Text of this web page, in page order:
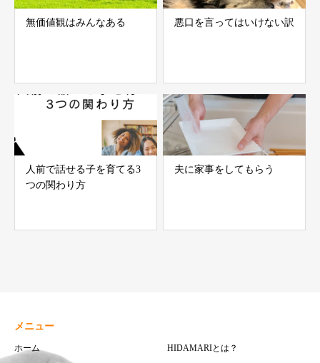
無価値観はみんなある 悪口を言ってはいけない訳
人前で話せる子を育てる3
つの関わり方
夫に家事をしてもらう
メニュー
ホーム HIDAMARIとは？